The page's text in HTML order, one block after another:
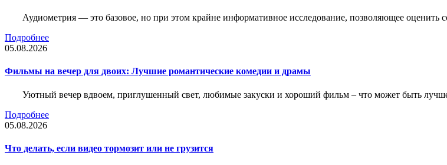
Аудиометрия — это базовое, но при этом крайне информативное исследование, позволяющее оценить
Подробнее
05.08.2026
Фильмы на вечер для двоих: Лучшие романтические комедии и драмы
Уютный вечер вдвоем, приглушенный свет, любимые закуски и хороший фильм – что может быть
Подробнее
05.08.2026
Что делать, если видео тормозит или не грузится